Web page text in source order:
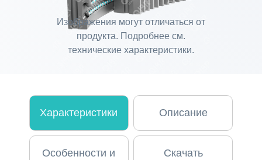
Изображения могут отличаться от
продукта. Подробнее см.
технические характеристики.
Характеристики Описание
Особенности и
Скачать